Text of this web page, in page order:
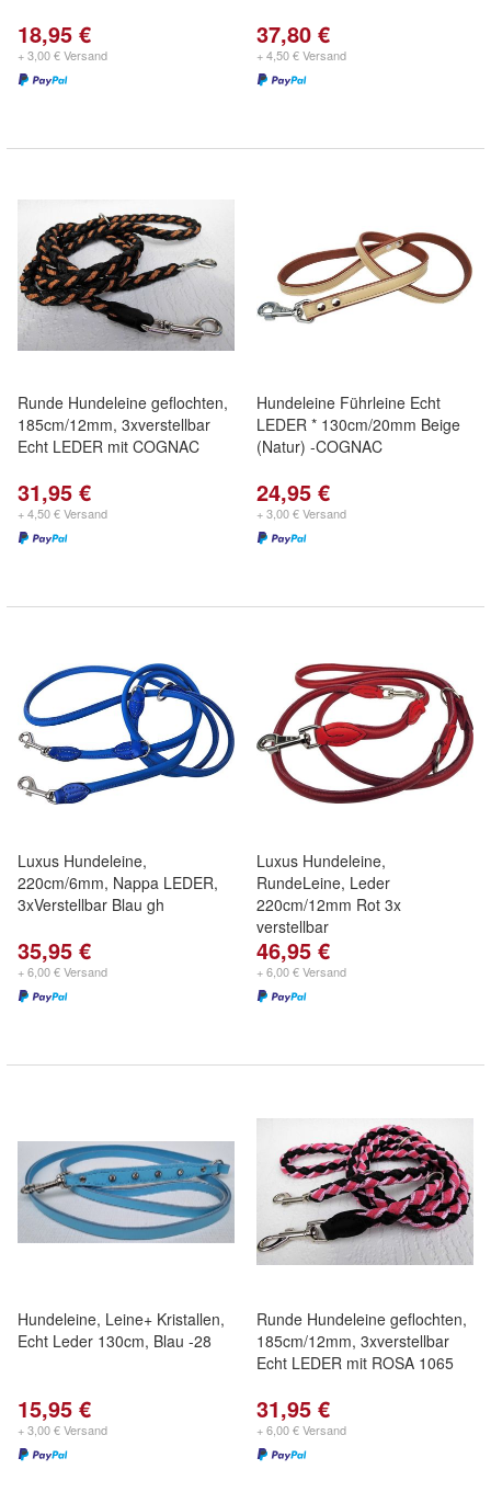
18,95 €
+ 3,00 € Versand
37,80 €
+ 4,50 € Versand
Runde Hundeleine geflochten,
185cm/12mm, 3xverstellbar
Echt LEDER mit COGNAC
31,95 €
+ 4,50 € Versand
Hundeleine Führleine Echt
LEDER * 130cm/20mm Beige
(Natur) -COGNAC
24,95 €
+ 3,00 € Versand
Luxus Hundeleine,
220cm/6mm, Nappa LEDER,
3xVerstellbar Blau gh
35,95 €
+ 6,00 € Versand
Luxus Hundeleine,
RundeLeine, Leder
220cm/12mm Rot 3x
verstellbar
46,95 €
+ 6,00 € Versand
Hundeleine, Leine+ Kristallen,
Echt Leder 130cm, Blau -28
15,95 €
+ 3,00 € Versand
Runde Hundeleine geflochten,
185cm/12mm, 3xverstellbar
Echt LEDER mit ROSA 1065
31,95 €
+ 6,00 € Versand